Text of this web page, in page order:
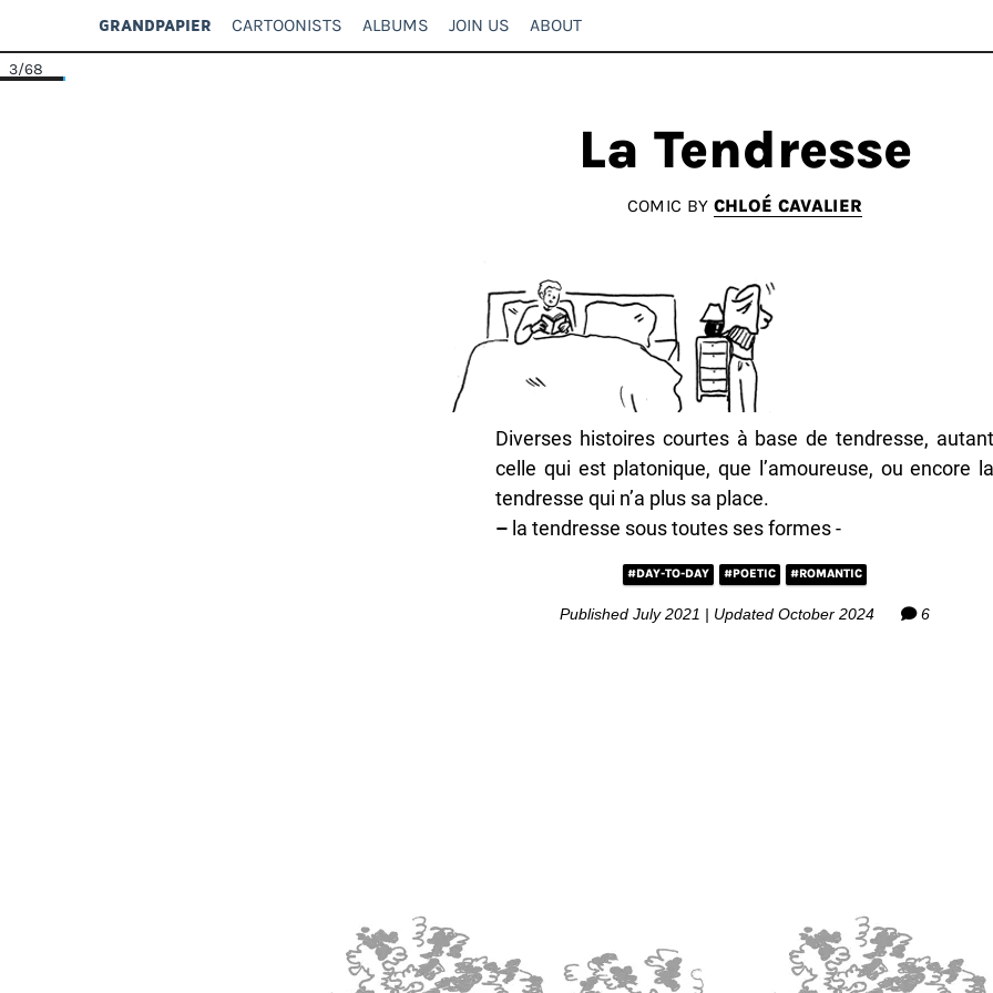
GRANDPAPIER CARTOONISTS ALBUMS JOIN US ABOUT
3/68
La Tendresse
COMIC BY CHLOÉ CAVALIER
Diverses histoires courtes à base de tendresse, autant
celle qui est platonique, que l’amoureuse, ou encore la
tendresse qui n’a plus sa place.
– la tendresse sous toutes ses formes -
#DAY-TO-DAY #POETIC #ROMANTIC
Published July 2021 | Updated October 2024 6